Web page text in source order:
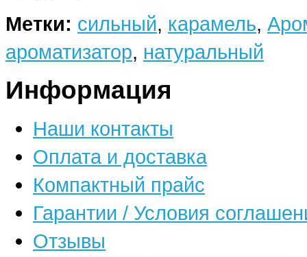
Метки: сильный, карамель,
ароматизатор, натуральный
Информация
Наши контакты
Оплата и доставка
Компактный прайс
Гарантии / Условия
Отзывы